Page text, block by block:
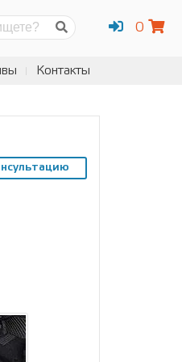
0
Контакты